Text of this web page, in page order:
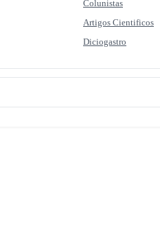
Colunistas
Artigos Cientificos
Diciogastro